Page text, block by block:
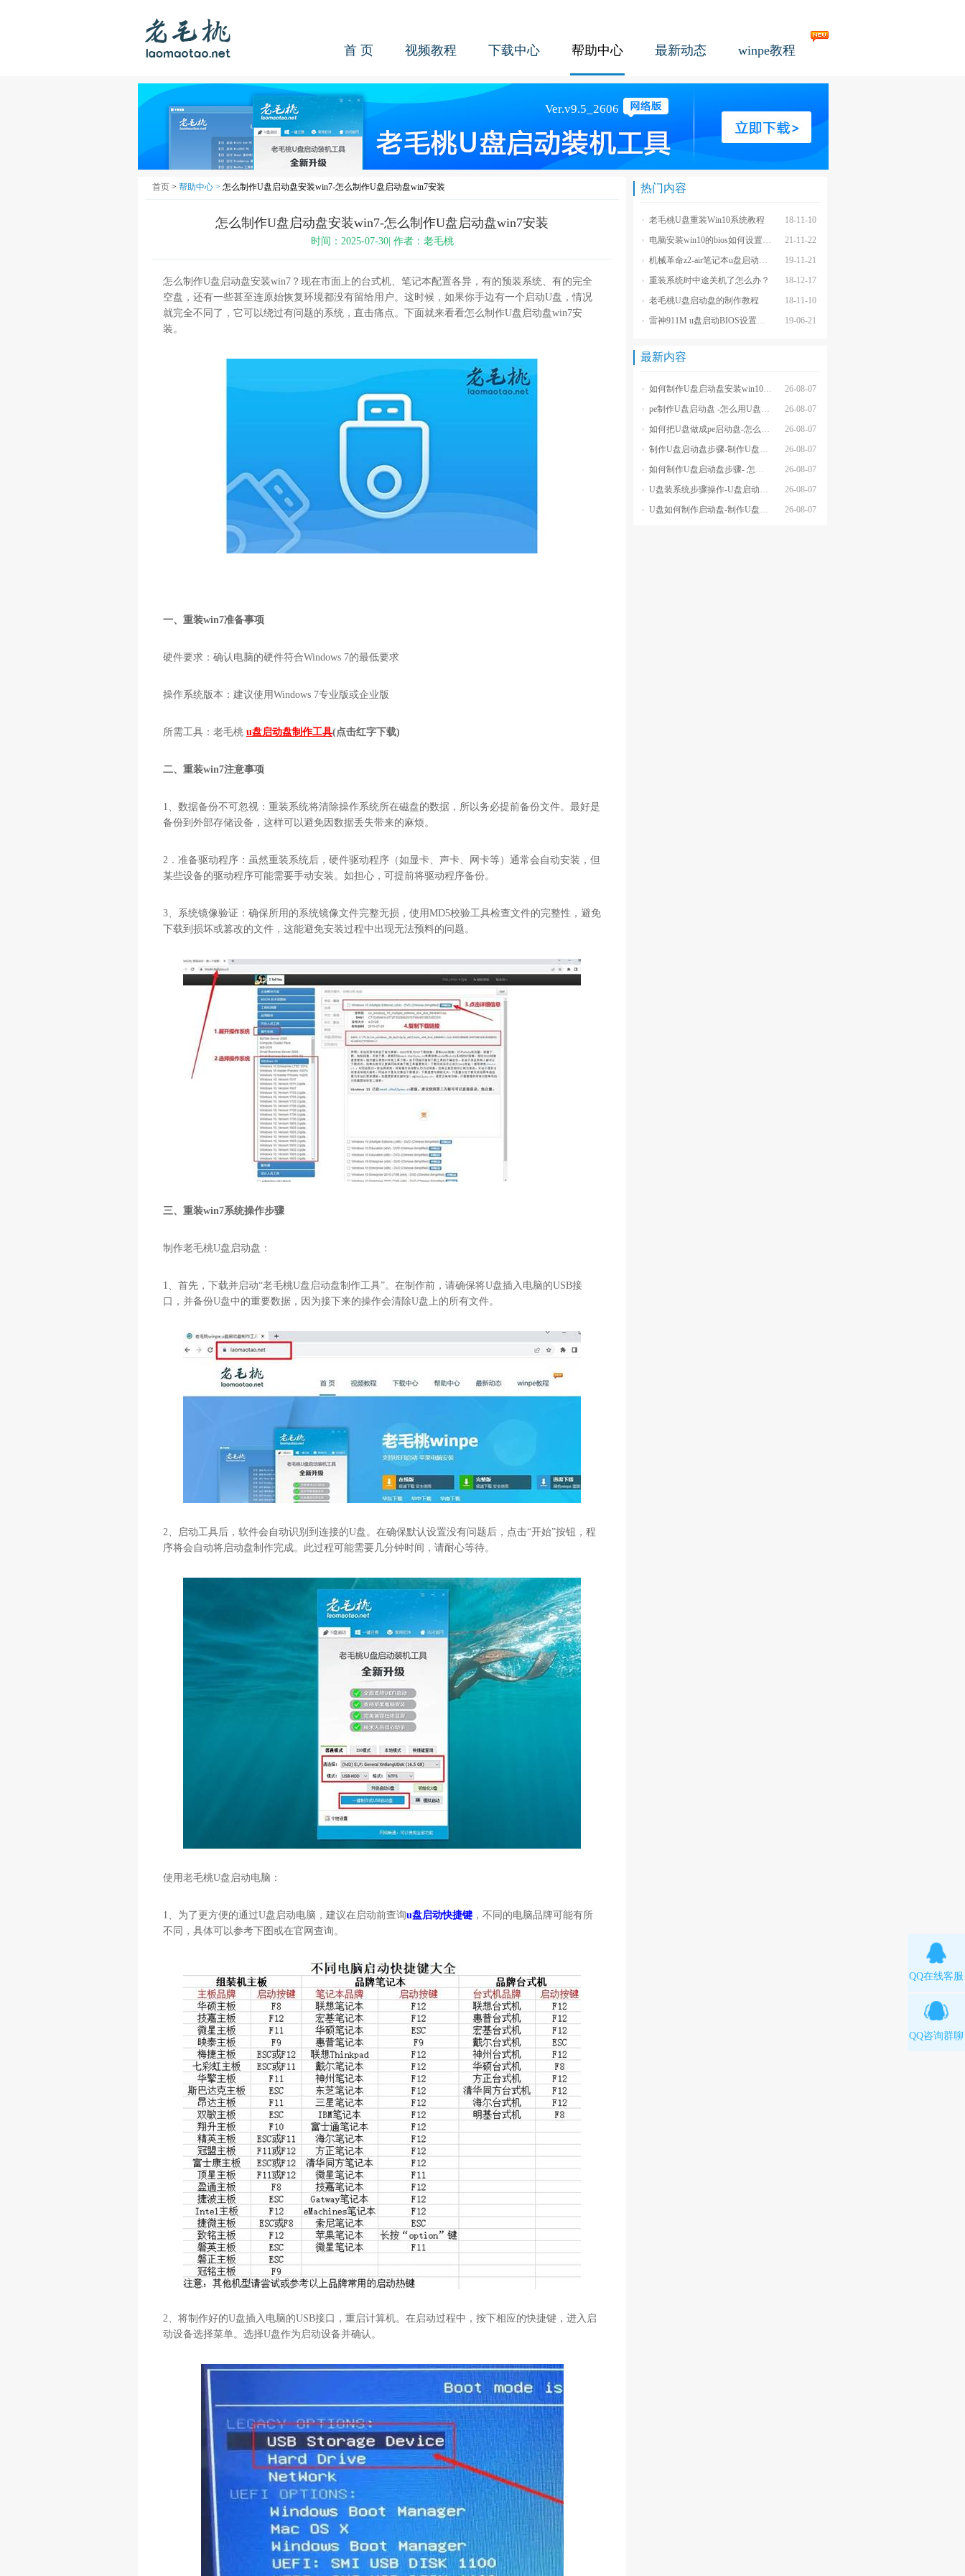
首 页 视频教程 下载中心 帮助中心 最新动态 winpe教程
首页 > 帮助中心 > 怎么制作U盘启动盘安装win7-怎么制作U盘启动盘win7安装
怎么制作U盘启动盘安装win7-怎么制作U盘启动盘win7安装
时间：2025-07-30| 作者：老毛桃
怎么制作U盘启动盘安装win7？现在市面上的台式机、笔记本配置各异，有的预装系统、有的完全
空盘，还有一些甚至连原始恢复环境都没有留给用户。这时候，如果你手边有一个启动U盘，情况
就完全不同了，它可以绕过有问题的系统，直击痛点。下面就来看看怎么制作U盘启动盘win7安
装。
一、重装win7准备事项
硬件要求：确认电脑的硬件符合Windows 7的最低要求
操作系统版本：建议使用Windows 7专业版或企业版
所需工具：老毛桃 u盘启动盘制作工具(点击红字下载)
二、重装win7注意事项
1、数据备份不可忽视：重装系统将清除操作系统所在磁盘的数据，所以务必提前备份文件。最好是
备份到外部存储设备，这样可以避免因数据丢失带来的麻烦。
2．准备驱动程序：虽然重装系统后，硬件驱动程序（如显卡、声卡、网卡等）通常会自动安装，但
某些设备的驱动程序可能需要手动安装。如担心，可提前将驱动程序备份。
3、系统镜像验证：确保所用的系统镜像文件完整无损，使用MD5校验工具检查文件的完整性，避免
下载到损坏或篡改的文件，这能避免安装过程中出现无法预料的问题。
三、重装win7系统操作步骤
制作老毛桃U盘启动盘：
1、首先，下载并启动“老毛桃U盘启动盘制作工具”。在制作前，请确保将U盘插入电脑的USB接
口，并备份U盘中的重要数据，因为接下来的操作会清除U盘上的所有文件。
2、启动工具后，软件会自动识别到连接的U盘。在确保默认设置没有问题后，点击“开始”按钮，程
序将会自动将启动盘制作完成。此过程可能需要几分钟时间，请耐心等待。
使用老毛桃U盘启动电脑：
1、为了更方便的通过U盘启动电脑，建议在启动前查询u盘启动快捷键 ，不同的电脑品牌可能有所
不同，具体可以参考下图或在官网查询。
2、将制作好的U盘插入电脑的USB接口，重启计算机。在启动过程中，按下相应的快捷键，进入启
动设备选择菜单。选择U盘作为启动设备并确认。
热门内容
18-11-10
老毛桃U盘重装Win10系统教程
21-11-22
电脑安装win10的bios如何设置u盘图文教程
19-11-21
机械革命z2-air笔记本u盘启动BIOS设置教程
18-12-17
重装系统时中途关机了怎么办？
18-11-10
老毛桃U盘启动盘的制作教程
19-06-21
雷神911M u盘启动BIOS设置教程
最新内容
26-08-07
如何制作U盘启动盘安装win10系统-怎么制作U盘启动盘安装win10系
26-08-07
pe制作U盘启动盘 -怎么用U盘制作pe系统启动盘
26-08-07
如何把U盘做成pe启动盘-怎么把U盘做成pe启动盘
26-08-07
制作U盘启动盘步骤-制作U盘启动盘详细方法
26-08-07
如何制作U盘启动盘步骤- 怎么制作U盘启动盘步骤
26-08-07
U盘装系统步骤操作-U盘启动重装系统步骤
26-08-07
U盘如何制作启动盘-制作U盘启动盘重装
QQ在线客服
QQ咨询群聊